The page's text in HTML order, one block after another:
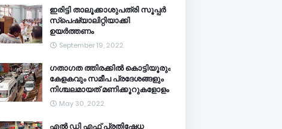
ഇരിട്ടി താലൂക്കാശുപത്രി സൂപ്പർ
സ്‌പെഷ്യാലിറ്റിയാക്കി
ഉയർത്തണം
September 19, 2022
ഗതാഗത ത്തിരക്കിൽ കൊട്ടിയൂരും
കേളകവും സമീപ പ്രദേശങ്ങളും
നിശ്ചലമായത് മണിക്കൂറുകളോളം
May 30, 2022
എൽ ഡി എഫ് പ്രതിഷേധ